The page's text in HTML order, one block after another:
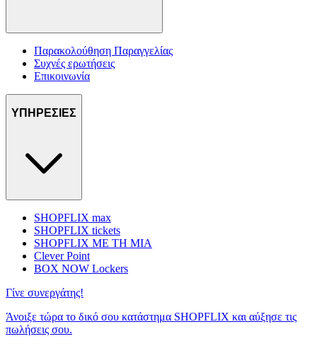
Παρακολούθηση Παραγγελίας
Συχνές ερωτήσεις
Επικοινωνία
ΥΠΗΡΕΣΙΕΣ
SHOPFLIX max
SHOPFLIX tickets
SHOPFLIX ΜΕ ΤΗ ΜΙΑ
Clever Point
BOX NOW Lockers
Γίνε συνεργάτης!
Άνοιξε τώρα το δικό σου κατάστημα SHOPFLIX και αύξησε τις
πωλήσεις σου.